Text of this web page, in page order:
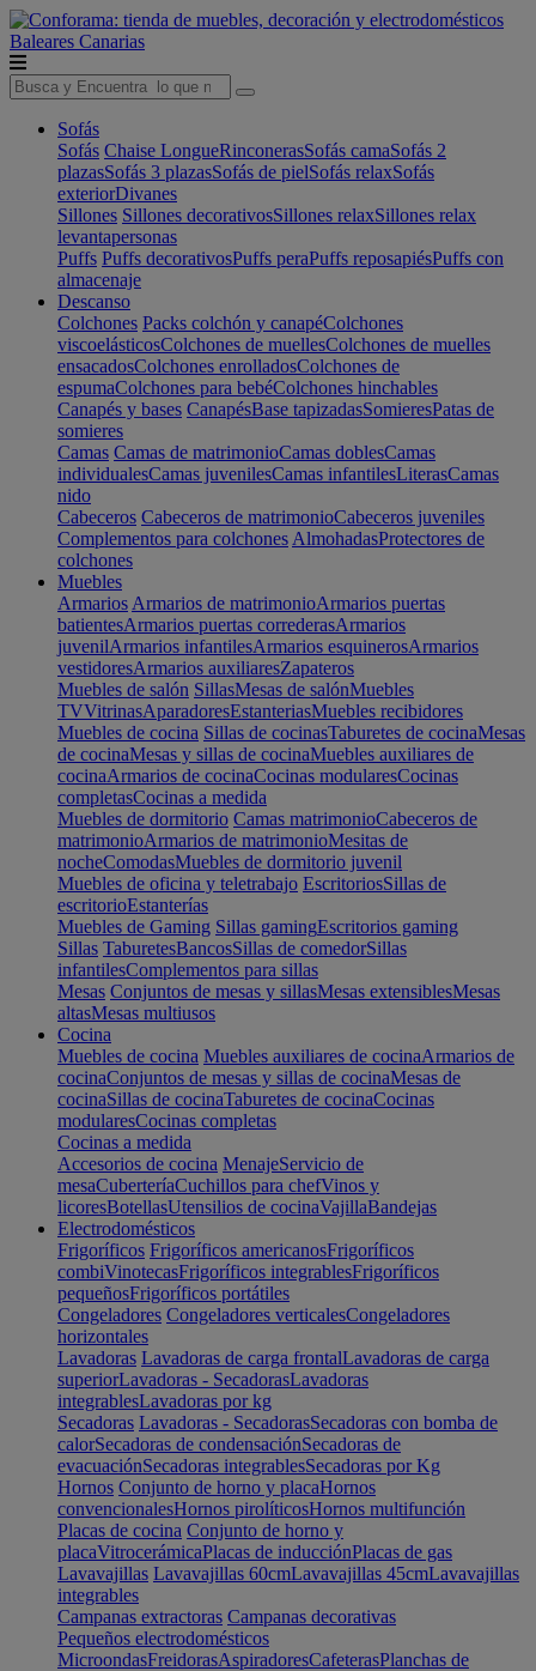
Baleares Canarias
Sofás
Sofás Chaise LongueRinconerasSofás camaSofás 2
plazasSofás 3 plazasSofás de pielSofás relaxSofás
exteriorDivanes
Sillones Sillones decorativosSillones relaxSillones relax
levantapersonas
Puffs Puffs decorativosPuffs peraPuffs reposapiésPuffs con
almacenaje
Descanso
Colchones Packs colchón y canapéColchones
viscoelásticosColchones de muellesColchones de muelles
ensacadosColchones enrolladosColchones de
espumaColchones para bebéColchones hinchables
Canapés y bases CanapésBase tapizadasSomieresPatas de
somieres
Camas Camas de matrimonioCamas doblesCamas
individualesCamas juvenilesCamas infantilesLiterasCamas
nido
Cabeceros Cabeceros de matrimonioCabeceros juveniles
Complementos para colchones AlmohadasProtectores de
colchones
Muebles
Armarios Armarios de matrimonioArmarios puertas
batientesArmarios puertas correderasArmarios
juvenilArmarios infantilesArmarios esquinerosArmarios
vestidoresArmarios auxiliaresZapateros
Muebles de salón SillasMesas de salónMuebles
TVVitrinasAparadoresEstanteriasMuebles recibidores
Muebles de cocina Sillas de cocinasTaburetes de cocinaMesas
de cocinaMesas y sillas de cocinaMuebles auxiliares de
cocinaArmarios de cocinaCocinas modularesCocinas
completasCocinas a medida
Muebles de dormitorio Camas matrimonioCabeceros de
matrimonioArmarios de matrimonioMesitas de
nocheComodasMuebles de dormitorio juvenil
Muebles de oficina y teletrabajo EscritoriosSillas de
escritorioEstanterías
Muebles de Gaming Sillas gamingEscritorios gaming
Sillas TaburetesBancosSillas de comedorSillas
infantilesComplementos para sillas
Mesas Conjuntos de mesas y sillasMesas extensiblesMesas
altasMesas multiusos
Cocina
Muebles de cocina Muebles auxiliares de cocinaArmarios de
cocinaConjuntos de mesas y sillas de cocinaMesas de
cocinaSillas de cocinaTaburetes de cocinaCocinas
modularesCocinas completas
Cocinas a medida
Accesorios de cocina MenajeServicio de
mesaCuberteríaCuchillos para chefVinos y
licoresBotellasUtensilios de cocinaVajillaBandejas
Electrodomésticos
Frigoríficos Frigoríficos americanosFrigoríficos
combiVinotecasFrigoríficos integrablesFrigoríficos
pequeñosFrigoríficos portátiles
Congeladores Congeladores verticalesCongeladores
horizontales
Lavadoras Lavadoras de carga frontalLavadoras de carga
superiorLavadoras - SecadorasLavadoras
integrablesLavadoras por kg
Secadoras Lavadoras - SecadorasSecadoras con bomba de
calorSecadoras de condensaciónSecadoras de
evacuaciónSecadoras integrablesSecadoras por Kg
Hornos Conjunto de horno y placaHornos
convencionalesHornos pirolíticosHornos multifunción
Placas de cocina Conjunto de horno y
placaVitrocerámicaPlacas de inducciónPlacas de gas
Lavavajillas Lavavajillas 60cmLavavajillas 45cmLavavajillas
integrables
Campanas extractoras Campanas decorativas
Pequeños electrodomésticos
MicroondasFreidorasAspiradoresCafeterasPlanchas de